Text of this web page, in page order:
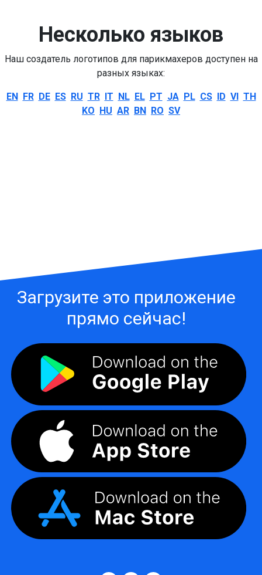
Несколько языков
Наш создатель логотипов для парикмахеров доступен на
разных языках:
EN FR DE ES RU TR IT NL EL PT JA PL CS ID VI TH
KO HU AR BN RO SV
Загрузите это приложение
прямо сейчас!